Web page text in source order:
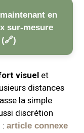
en
sur-mesure
visuel et
distances
la simple
discrétion
:article connexe